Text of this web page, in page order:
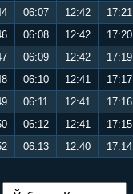
06:07 12:42 17:21
06:08 12:42 17:20
06:09 12:42 17:19
06:10 12:41 17:17
06:11 12:41 17:16
06:12 12:41 17:15
06:13 12:40 17:14